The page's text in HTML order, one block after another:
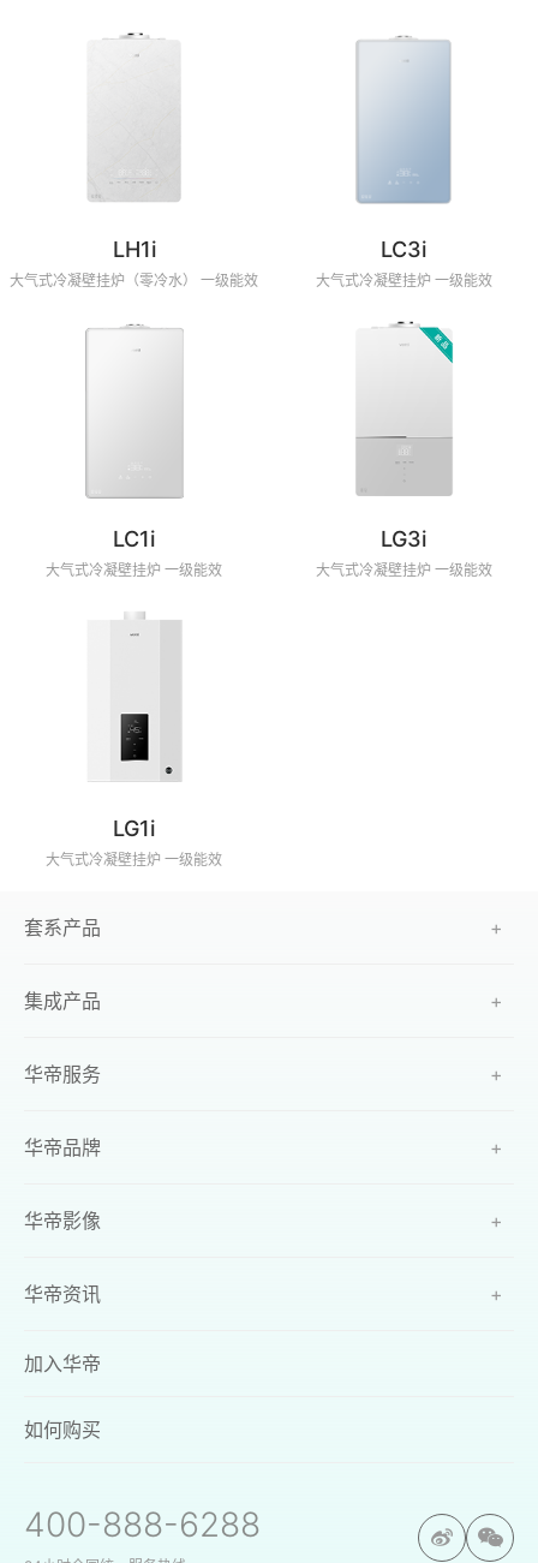
LH1i
大气式冷凝壁挂炉（零冷水） 一级能效
LC3i
大气式冷凝壁挂炉 一级能效
LC1i
大气式冷凝壁挂炉 一级能效
LG3i
大气式冷凝壁挂炉 一级能效
LG1i
大气式冷凝壁挂炉 一级能效
套系产品 +
集成产品 +
华帝服务 +
华帝品牌 +
华帝影像 +
华帝资讯 +
加入华帝
如何购买
400-888-6288